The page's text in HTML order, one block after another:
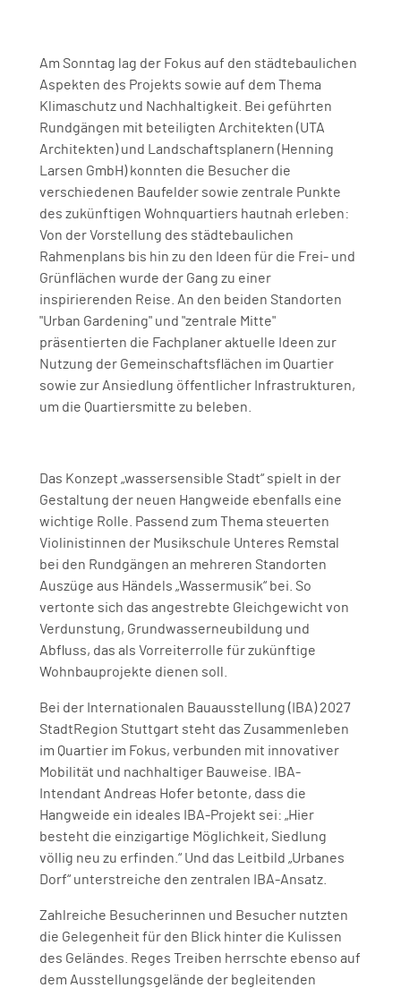
Am Sonntag lag der Fokus auf den städtebaulichen
Aspekten des Projekts sowie auf dem Thema
Klimaschutz und Nachhaltigkeit. Bei geführten
Rundgängen mit beteiligten Architekten (UTA
Architekten) und Landschaftsplanern (Henning
Larsen GmbH) konnten die Besucher die
verschiedenen Baufelder sowie zentrale Punkte
des zukünftigen Wohnquartiers hautnah erleben:
Von der Vorstellung des städtebaulichen
Rahmenplans bis hin zu den Ideen für die Frei- und
Grünflächen wurde der Gang zu einer
inspirierenden Reise. An den beiden Standorten
"Urban Gardening" und "zentrale Mitte"
präsentierten die Fachplaner aktuelle Ideen zur
Nutzung der Gemeinschaftsflächen im Quartier
sowie zur Ansiedlung öffentlicher Infrastrukturen,
um die Quartiersmitte zu beleben.
Das Konzept „wassersensible Stadt“ spielt in der
Gestaltung der neuen Hangweide ebenfalls eine
wichtige Rolle. Passend zum Thema steuerten
Violinistinnen der Musikschule Unteres Remstal
bei den Rundgängen an mehreren Standorten
Auszüge aus Händels „Wassermusik“ bei. So
vertonte sich das angestrebte Gleichgewicht von
Verdunstung, Grundwasserneubildung und
Abfluss, das als Vorreiterrolle für zukünftige
Wohnbauprojekte dienen soll.
Bei der Internationalen Bauausstellung (IBA) 2027
StadtRegion Stuttgart steht das Zusammenleben
im Quartier im Fokus, verbunden mit innovativer
Mobilität und nachhaltiger Bauweise. IBA-
Intendant Andreas Hofer betonte, dass die
Hangweide ein ideales IBA-Projekt sei: „Hier
besteht die einzigartige Möglichkeit, Siedlung
völlig neu zu erfinden.“ Und das Leitbild „Urbanes
Dorf“ unterstreiche den zentralen IBA-Ansatz.
Zahlreiche Besucherinnen und Besucher nutzten
die Gelegenheit für den Blick hinter die Kulissen
des Geländes. Reges Treiben herrschte ebenso auf
dem Ausstellungsgelände der begleitenden